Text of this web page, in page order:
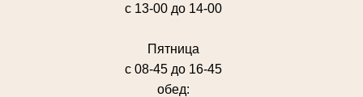
с 13-00 до 14-00
Пятница
с 08-45 до 16-45
обед: